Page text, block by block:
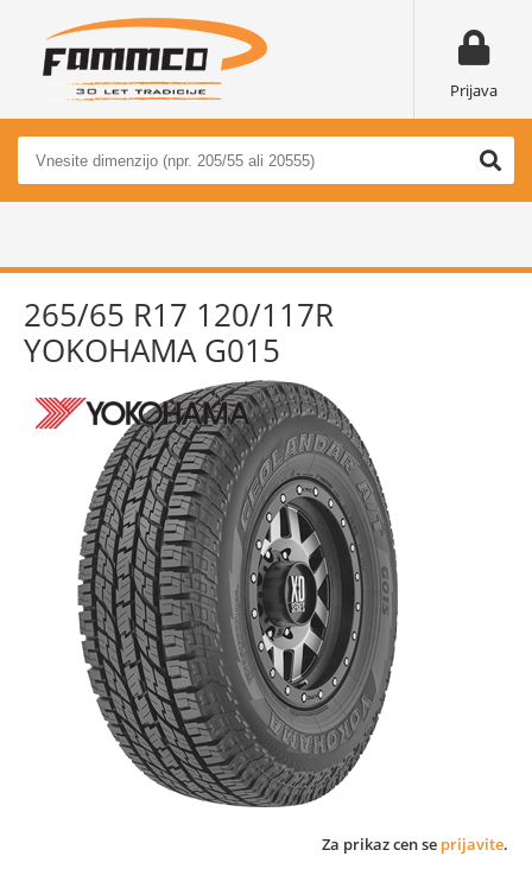
Prijava
265/65 R17 120/117R
YOKOHAMA G015
Za prikaz cen se prijavite.